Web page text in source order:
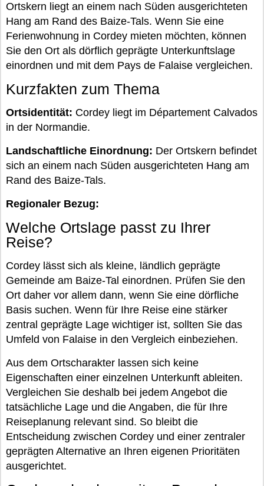
Ortskern liegt an einem nach Süden ausgerichteten
Hang am Rand des Baize-Tals. Wenn Sie eine
Ferienwohnung in Cordey mieten möchten, können
Sie den Ort als dörflich geprägte Unterkunftslage
einordnen und mit dem Pays de Falaise vergleichen.
Kurzfakten zum Thema
Ortsidentität: Cordey liegt im Département Calvados
in der Normandie.
Landschaftliche Einordnung: Der Ortskern befindet
sich an einem nach Süden ausgerichteten Hang am
Rand des Baize-Tals.
Regionaler Bezug:
Welche Ortslage passt zu Ihrer
Reise?
Cordey lässt sich als kleine, ländlich geprägte
Gemeinde am Baize-Tal einordnen. Prüfen Sie den
Ort daher vor allem dann, wenn Sie eine dörfliche
Basis suchen. Wenn für Ihre Reise eine stärker
zentral geprägte Lage wichtiger ist, sollten Sie das
Umfeld von Falaise in den Vergleich einbeziehen.
Aus dem Ortscharakter lassen sich keine
Eigenschaften einer einzelnen Unterkunft ableiten.
Vergleichen Sie deshalb bei jedem Angebot die
tatsächliche Lage und die Angaben, die für Ihre
Reiseplanung relevant sind. So bleibt die
Entscheidung zwischen Cordey und einer zentraler
geprägten Alternative an Ihren eigenen Prioritäten
ausgerichtet.